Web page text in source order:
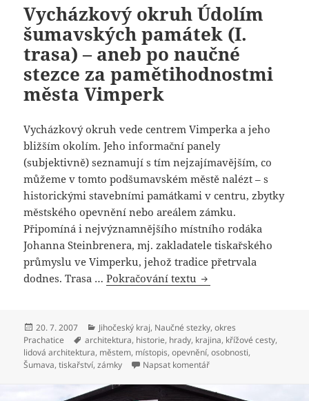
Vycházkový okruh Údolím
šumavských památek (I.
trasa) – aneb po naučné
stezce za pamětihodnostmi
města Vimperk
Vycházkový okruh vede centrem Vimperka a jeho
bližším okolím. Jeho informační panely
(subjektivně) seznamují s tím nejzajímavějším, co
můžeme v tomto podšumavském městě nalézt – s
historickými stavebními památkami v centru, zbytky
městského opevnění nebo areálem zámku.
Připomíná i nejvýznamnějšího místního rodáka
Johanna Steinbrenera, mj. zakladatele tiskařského
průmyslu ve Vimperku, jehož tradice přetrvala
dodnes. Trasa …Pokračování textu Vycházkový okruh
Publikováno:
20. 7. 2007 Rubriky:
Jihočeský kraj, Naučné stezky,okres
Prachatice
Štítky:
architektura, historie, hrady, krajina, křížové cesty,
lidová architektura, městem, místopis,opevnění,osobnosti,
Šumava,tiskařství,zámky Napsat komentář